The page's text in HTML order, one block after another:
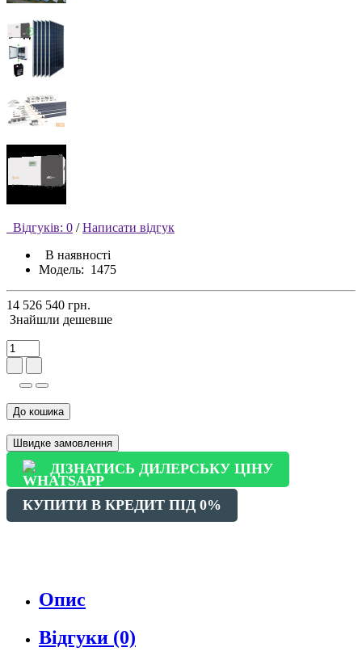
Відгуків: 0 / Написати відгук
В наявності
Модель: 1475
14 526 540 грн.
Знайшли дешевше
До кошика
Швидке замовлення
ДІЗНАТИСЬ ДИЛЕРСЬКУ ЦІНУ
КУПИТИ В КРЕДИТ ПІД 0%
Опис
Відгуки (0)